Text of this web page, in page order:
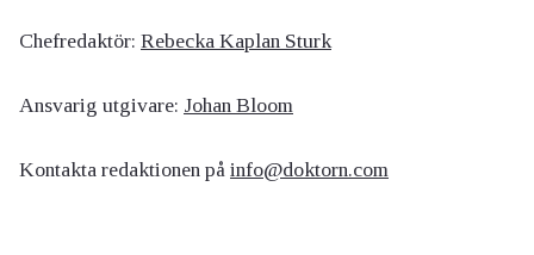
Chefredaktör: Rebecka Kaplan Sturk
Ansvarig utgivare: Johan Bloom
Kontakta redaktionen på info@doktorn.com